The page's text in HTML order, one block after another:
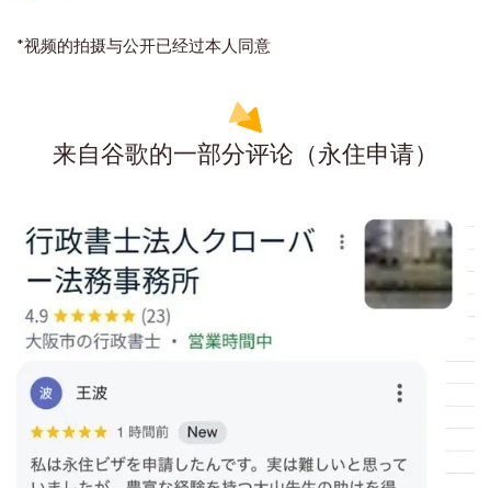
*视频的拍摄与公开已经过本人同意
来自谷歌的一部分评论（永住申请）